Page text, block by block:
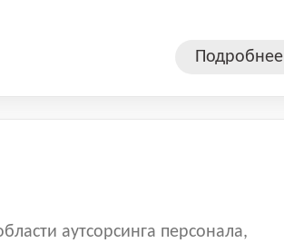
Подробнее
аутсорсинга персонала,